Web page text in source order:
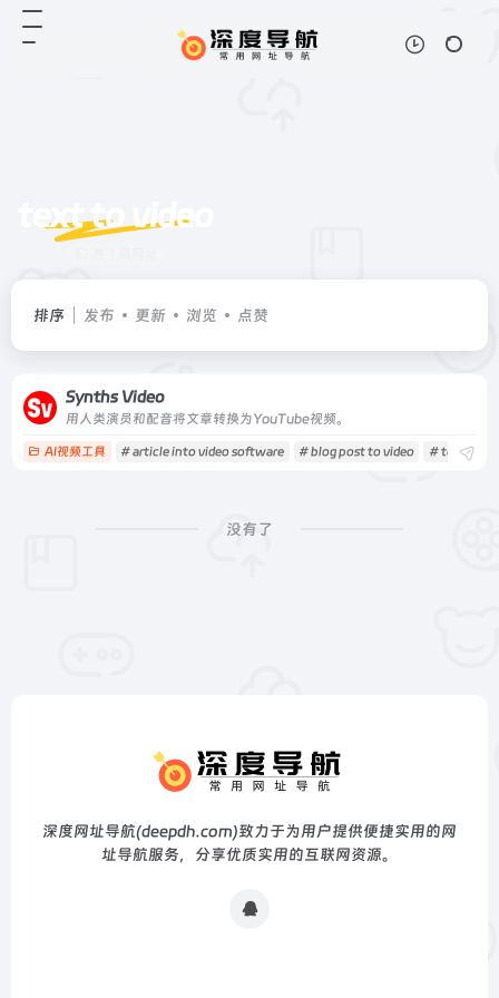
text to video
排序 发布 更新 浏览 点赞
Synths Video
用人类演员和配音将文章转换为YouTube视频。
AI视频工具 # article into video software # blog post to video # text to
没有了
深度网址导航(deepdh.com)致力于为用户提供便捷实用的网
址导航服务，分享优质实用的互联网资源。